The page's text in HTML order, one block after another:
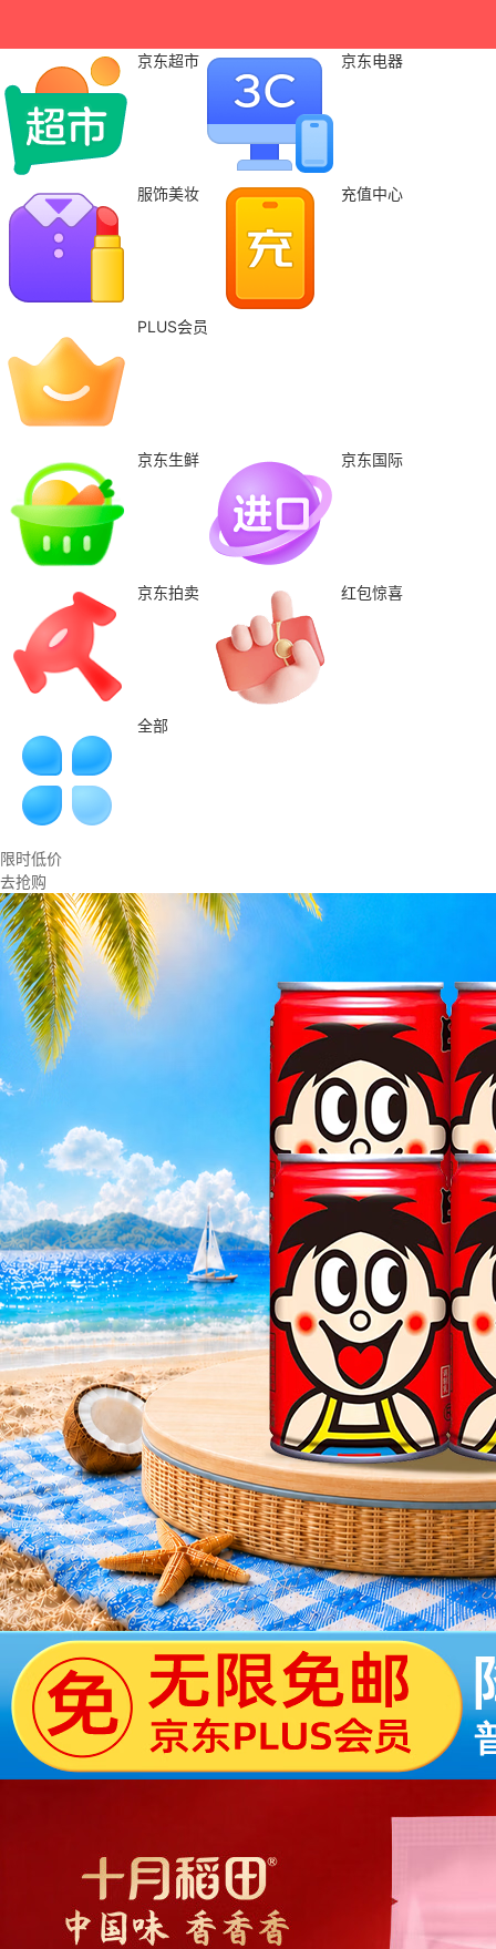
京东超市 京东电器
服饰美妆 充值中心
PLUS会员
京东生鲜 京东国际
京东拍卖 红包惊喜
全部
限时低价
去抢购